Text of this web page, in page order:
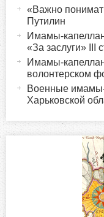
о
в
«Важно
Путилин
Имамы-
«За заслуги» ІІІ
Имамы-
волонтерском
Военные имамы-
Харьковской